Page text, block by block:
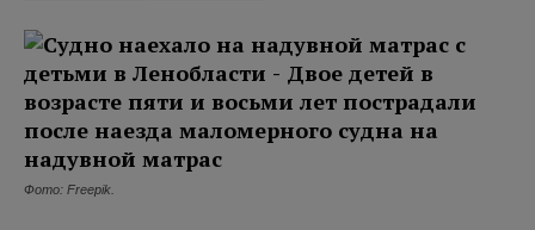
Фото: Freepik.